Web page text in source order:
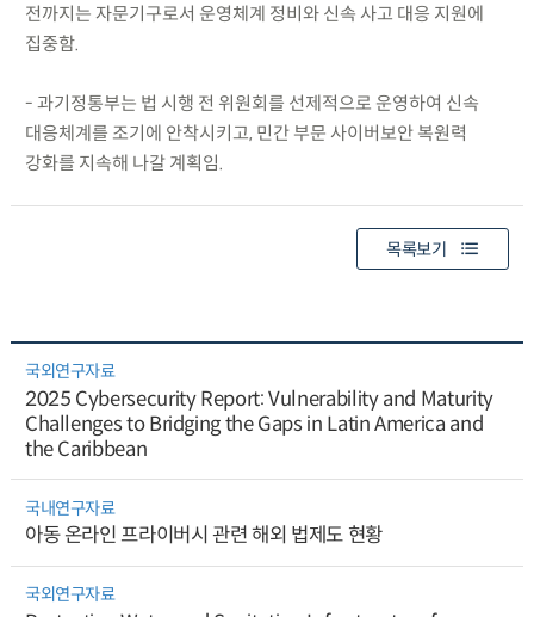
전까지는 자문기구로서 운영체계 정비와 신속 사고 대응 지원에
집중함.
- 과기정통부는 법 시행 전 위원회를 선제적으로 운영하여 신속
대응체계를 조기에 안착시키고, 민간 부문 사이버보안 복원력
강화를 지속해 나갈 계획임.
목록보기
국외연구자료
2025 Cybersecurity Report: Vulnerability and Maturity
Challenges to Bridging the Gaps in Latin America and
the Caribbean
국내연구자료
아동 온라인 프라이버시 관련 해외 법제도 현황
국외연구자료